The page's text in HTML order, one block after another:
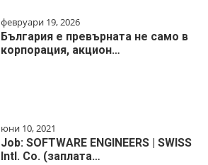
февруари 19, 2026
България е превърната не само в
корпорация, акцион…
юни 10, 2021
Job: SOFTWARE ENGINEERS | SWISS
Intl. Co. (заплата…